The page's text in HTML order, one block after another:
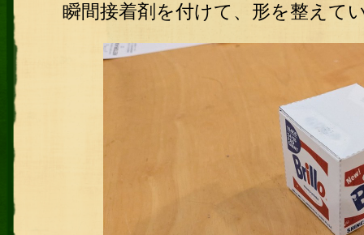
瞬間接着剤を付けて、形を整えて